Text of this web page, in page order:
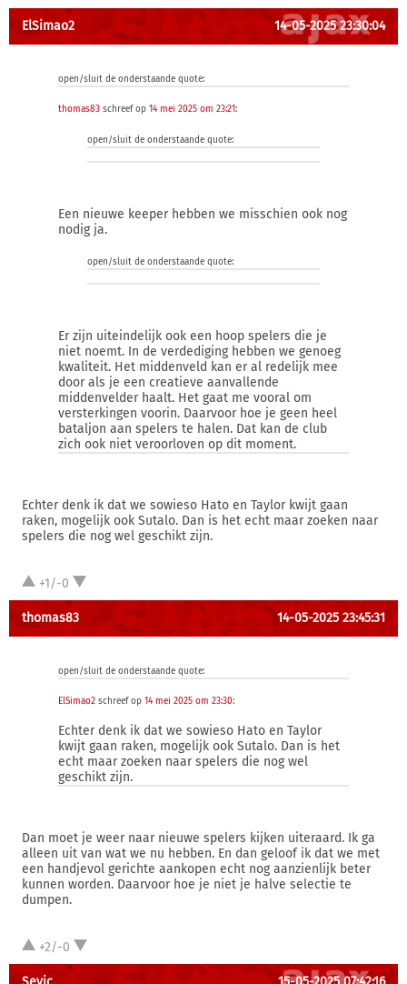
ElSimao2 14-05-2025 23:30:04
open/sluit de onderstaande quote:
thomas83 schreef op 14 mei 2025 om 23:21:
open/sluit de onderstaande quote:
Een nieuwe keeper hebben we misschien ook nog
nodig ja.
open/sluit de onderstaande quote:
Er zijn uiteindelijk ook een hoop spelers die je
niet noemt. In de verdediging hebben we genoeg
kwaliteit. Het middenveld kan er al redelijk mee
door als je een creatieve aanvallende
middenvelder haalt. Het gaat me vooral om
versterkingen voorin. Daarvoor hoe je geen heel
bataljon aan spelers te halen. Dat kan de club
zich ook niet veroorloven op dit moment.
Echter denk ik dat we sowieso Hato en Taylor kwijt gaan
raken, mogelijk ook Sutalo. Dan is het echt maar zoeken naar
spelers die nog wel geschikt zijn.
+1/-0
thomas83 14-05-2025 23:45:31
open/sluit de onderstaande quote:
ElSimao2 schreef op 14 mei 2025 om 23:30:
Echter denk ik dat we sowieso Hato en Taylor
kwijt gaan raken, mogelijk ook Sutalo. Dan is het
echt maar zoeken naar spelers die nog wel
geschikt zijn.
Dan moet je weer naar nieuwe spelers kijken uiteraard. Ik ga
alleen uit van wat we nu hebben. En dan geloof ik dat we met
een handjevol gerichte aankopen echt nog aanzienlijk beter
kunnen worden. Daarvoor hoe je niet je halve selectie te
dumpen.
+2/-0